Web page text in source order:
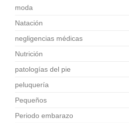
moda
Natación
negligencias médicas
Nutrición
patologías del pie
peluquería
Pequeños
Periodo embarazo